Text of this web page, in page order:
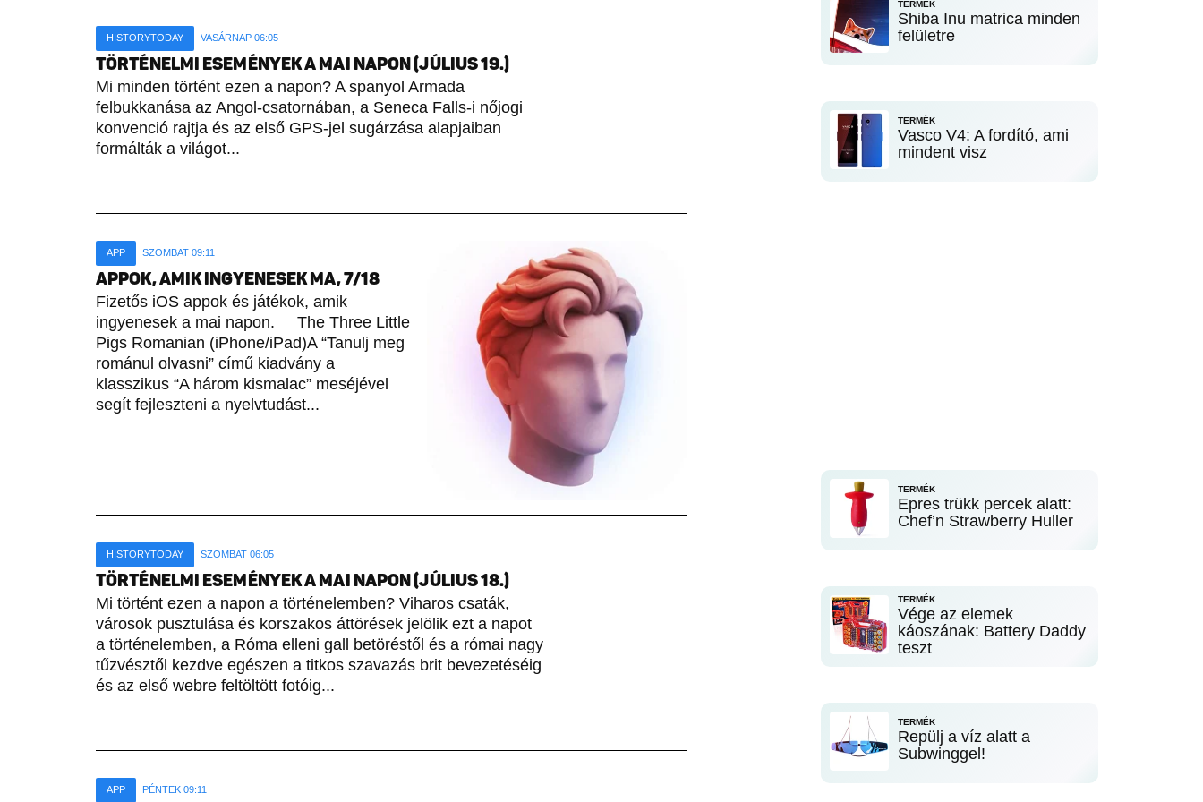
HISTORYTODAY VASÁRNAP 06:05
TÖRTÉNELMI ESEMÉNYEK A MAI NAPON (JÚLIUS 19.)
Mi minden történt ezen a napon? A spanyol Armada
felbukkanása az Angol-csatornában, a Seneca Falls-i nőjogi
konvenció rajtja és az első GPS-jel sugárzása alapjaiban
formálták a világot...
APP SZOMBAT 09:11
APPOK, AMIK INGYENESEK MA, 7/18
Fizetős iOS appok és játékok, amik
ingyenesek a mai napon. The Three Little
Pigs Romanian (iPhone/iPad)A “Tanulj meg
románul olvasni” című kiadvány a
klasszikus “A három kismalac” meséjével
segít fejleszteni a nyelvtudást...
HISTORYTODAY SZOMBAT 06:05
TÖRTÉNELMI ESEMÉNYEK A MAI NAPON (JÚLIUS 18.)
Mi történt ezen a napon a történelemben? Viharos csaták,
városok pusztulása és korszakos áttörések jelölik ezt a napot
a történelemben, a Róma elleni gall betöréstől és a római nagy
tűzvésztől kezdve egészen a titkos szavazás brit bevezetéséig
és az első webre feltöltött fotóig...
APP PÉNTEK 09:11
TERMÉK
Shiba Inu matrica minden
felületre
TERMÉK
Vasco V4: A fordító, ami
mindent visz
TERMÉK
Epres trükk percek alatt:
Chef’n Strawberry Huller
TERMÉK
Vége az elemek
káoszának: Battery Daddy
teszt
TERMÉK
Repülj a víz alatt a
Subwinggel!